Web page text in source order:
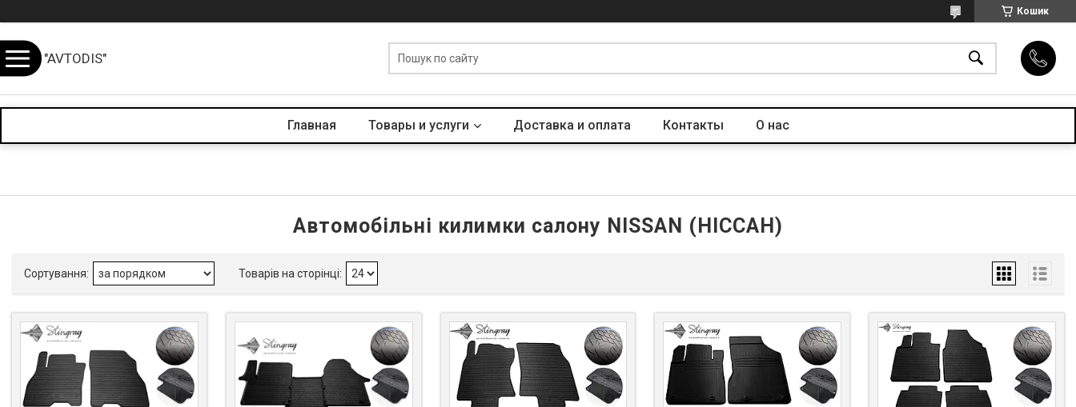
Кошик
"AVTODIS"
Главная Товары и услуги Доставка и оплата Контакты О нас
Автомобільні килимки салону NISSAN (НІССАН)